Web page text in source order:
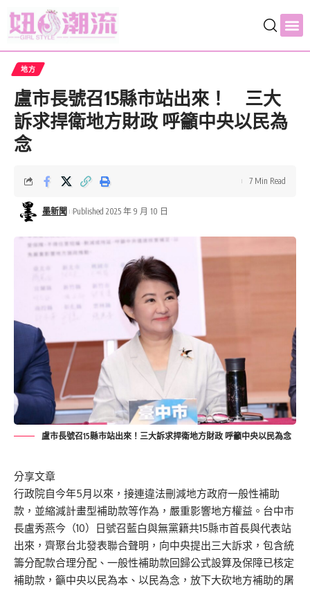
地方
盧市長號召15縣市站出來！ 三大
訴求捍衛地方財政 呼籲中央以民為
念
墨新聞 Published 2025 年 9 月 10 日
7 Min Read
盧市長號召15縣市站出來！三大訴求捍衛地方財政 呼籲中央以民為念
分享文章
行政院自今年5月以來，接連違法刪減地方政府一般性補助
款，並縮減計畫型補助款等作為，嚴重影響地方權益。台中市
長盧秀燕今（10）日號召藍白與無黨籍共15縣市首長與代表站
出來，齊聚台北發表聯合聲明，向中央提出三大訴求，包含統
籌分配款合理分配、一般性補助款回歸公式設算及保障已核定
補助款，籲中央以民為本、以民為念，放下大砍地方補助的屠